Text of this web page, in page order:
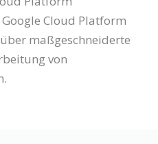
Cloud Platform
maßgeschneiderte
von